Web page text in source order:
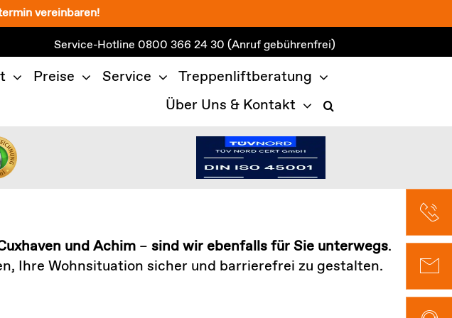
vereinbaren!
Service-Hotline0800 366 24 30 (Anruf gebührenfrei)
Preise Service
Treppenliftberatung
Über Uns & Kontakt
und Achim– sind wir ebenfalls für Sie unterwegs.
Ihre Wohnsituation sicher und barrierefrei zu gestalten.